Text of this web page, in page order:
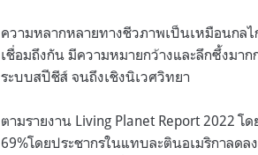
ความหลากหลายทางชีวภาพเป็นเหมือนกล
เชื่อมถึงกัน มีความหมายกว้างและลึกซึ้งมา
ระบบสปีชีส์ จนถึงเชิงนิเวศวิทยา
ตามรายงาน Living Planet Report 2022
69%โดยประชากรในแทบละตินอเมริกาลด